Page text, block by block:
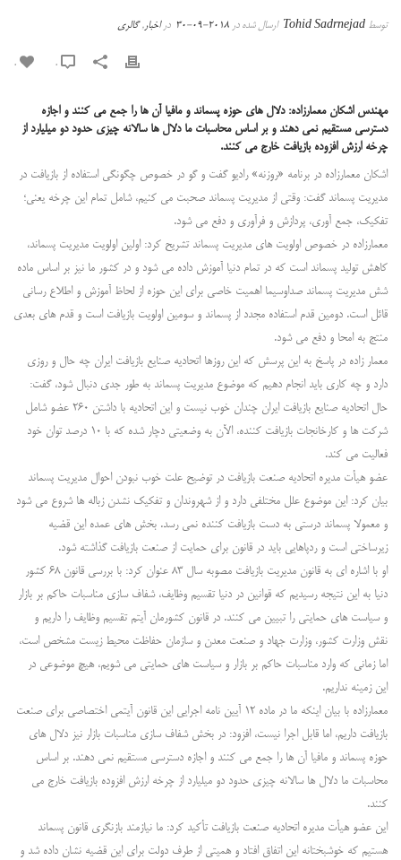
توسط Tohid Sadrnejad ارسال شده در 2018-09-30 دراخبار,گالری
0
مهندس اشکان معمارزاده: دلال های حوزه پسماند و مافیا آن ها را جمع می کنند و اجازه
دسترسی مستقیم نمی دهند و بر اساس محاسبات ما دلال ها سالانه چیزی حدود دو میلیارد از
چرخه ارزش افزوده بازیافت خارج می کنند.
اشکان معمارزاده در برنامه «روزنه» رادیو گفت و گو در خصوص چگونگی استفاده از بازیافت در
مدیریت پسماند گفت: وقتی از مدیریت پسماند صحبت می کنیم، شامل تمام این چرخه یعنی؛
تفکیک، جمع آوری، پردازش و فرآوری و دفع می شود.
معمارزاده در خصوص اولویت های مدیریت پسماند تشریح کرد: اولین اولویت مدیریت پسماند،
کاهش تولید پسماند است که در تمام دنیا آموزش داده می شود و در کشور ما نیز بر اساس ماده
شش مدیریت پسماند صداوسیما اهمیت خاصی برای این حوزه از لحاظ آموزش و اطلاع رسانی
قائل است. دومین قدم استفاده مجدد از پسماند و سومین اولویت بازیافت است و قدم های بعدی
منتج به امحا و دفع می شود.
معمار زاده در پاسخ به این پرسش که این روزها اتحادیه صنایع بازیافت ایران چه حال و روزی
دارد و چه کاری باید انجام دهیم که موضوع مدیریت پسماند به طور جدی دنبال شود، گفت:
حال اتحادیه صنایع بازیافت ایران چندان خوب نیست و این اتحادیه با داشتن ۲۶۰ عضو شامل
شرکت ها و کارخانجات بازیافت کننده، الآن به وضعیتی دچار شده که با ۱۰ درصد توان خود
فعالیت می کند.
عضو هیأت مدیره اتحادیه صنعت بازیافت در توضیح علت خوب نبودن احوال مدیریت پسماند
بیان کرد: این موضوع علل مختلفی دارد و از شهروندان و تفکیک نشدن زباله ها شروع می شود
و معمولا پسماند درستی به دست بازیافت کننده نمی رسد. بخش های عمده این قضیه
زیرساختی است و ردپاهایی باید در قانون برای حمایت از صنعت بازیافت گذاشته شود.
او با اشاره ای به قانون مدیریت بازیافت مصوبه سال ۸۳ عنوان کرد: با بررسی قانون ۶۸ کشور
دنیا به این نتیجه رسیدیم که قوانین در دنیا تقسیم وظایف، شفاف سازی مناسبات حاکم بر بازار
و سیاست های حمایتی را تبیین می کنند. در قانون کشورمان آیتم تقسیم وظایف را داریم و
نقش وزارت کشور، وزارت جهاد و صنعت معدن و سازمان حفاظت محیط زیست مشخص است،
اما زمانی که وارد مناسبات حاکم بر بازار و سیاست های حمایتی می شویم، هیچ موضوعی در
این زمینه نداریم.
معمارزاده با بیان اینکه ما در ماده ۱۲ آیین نامه اجرایی این قانون آیتمی اختصاصی برای صنعت
بازیافت داریم، اما قابل اجرا نیست، افزود: در بخش شفاف سازی مناسبات بازار نیز دلال های
حوزه پسماند و مافیا آن ها را جمع می کنند و اجازه دسترسی مستقیم نمی دهند. بر اساس
محاسبات ما دلال ها سالانه چیزی حدود دو میلیارد از چرخه ارزش افزوده بازیافت خارج می
کنند.
این عضو هیأت مدیره اتحادیه صنعت بازیافت تأکید کرد: ما نیازمند بازنگری قانون پسماند
هستیم که خوشبختانه این اتفاق افتاد و همیتی از طرف دولت برای این قضیه نشان داده شد و